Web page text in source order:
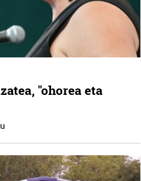
"ohorea eta